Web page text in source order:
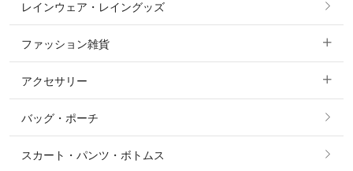
ニット・セーター
シャツ・ブラウス・ワンピース
ジャケット・ブルゾン
すべての競技用ウェア
ショージャケット
ショーシャツ
レインウェア・レイングッズ
ファッション雑貨
すべてのファッション雑貨
ソックス
ベルト
アクセサリー
すべてのアクセサリー
リング
バッグ・ポーチ
スカート・パンツ・ボトムス